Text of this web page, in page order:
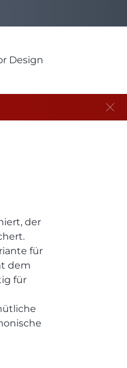
Design
der
für
dem
für